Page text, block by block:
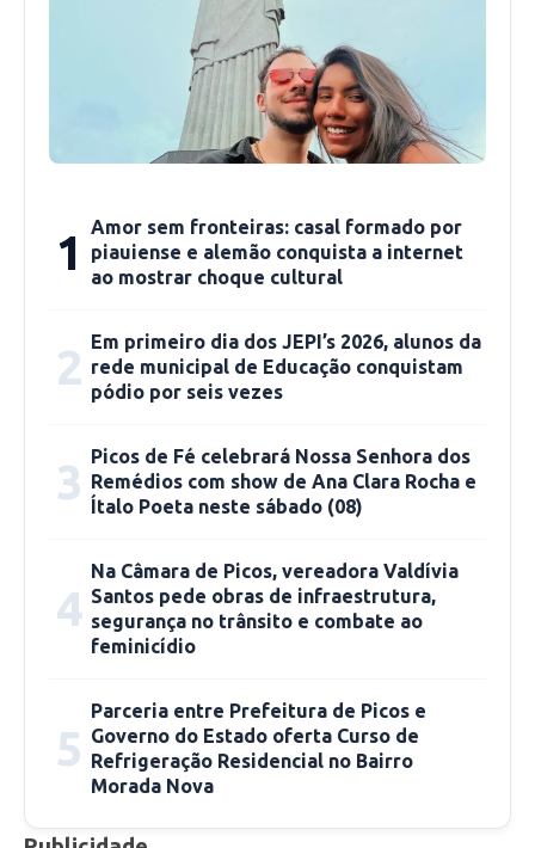
Haverá um momento de discurso dos
escritores na tribuna, entrega de certificados e
vai encerrar com um coffe break para os
convidados. A mesma será aberta ao público
histórico, tendo em vista que será a primeira
vez que o Poder Legislativo picoense
homenageará esta categoria em especifico.
O Dia do Escritor é comemorado
nacionalmente no dia 25 de julho e tem como
escritores/autores do Brasil, promovendo a
1
Amor sem fronteiras: casal formado por
piauiense e alemão conquista a internet
ao mostrar choque cultural
2 Em primeiro dia dos JEPI’s 2026, alunos da
rede municipal de Educação conquistam
pódio por seis vezes
3 Picos de Fé celebrará Nossa Senhora dos
Remédios com show de Ana Clara Rocha e
Ítalo Poeta neste sábado (08)
4
Na Câmara de Picos, vereadora Valdívia
Santos pede obras de infraestrutura,
segurança no trânsito e combate ao
feminicídio
5
Parceria entre Prefeitura de Picos e
Governo do Estado oferta Curso de
Refrigeração Residencial no Bairro
Morada Nova